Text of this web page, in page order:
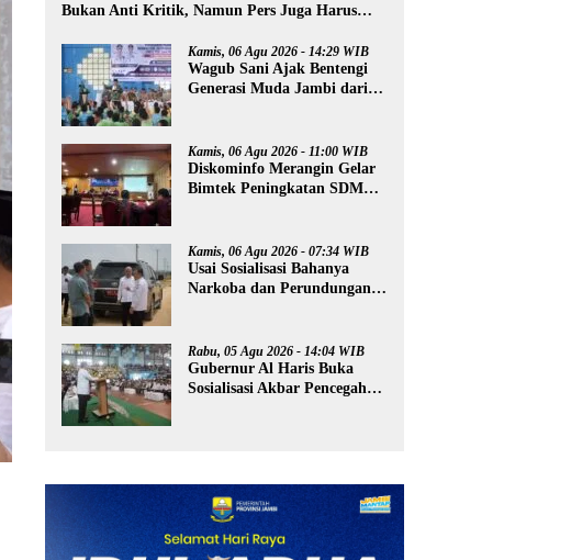
Bukan Anti Kritik, Namun Pers Juga Harus
Kamis, 06 Agu 2026 - 14:29 WIB
Wagub Sani Ajak Bentengi
Generasi Muda Jambi dari
Kamis, 06 Agu 2026 - 11:00 WIB
Diskominfo Merangin Gelar
Bimtek Peningkatan SDM
Kamis, 06 Agu 2026 - 07:34 WIB
Usai Sosialisasi Bahanya
Narkoba dan Perundungan,
Rakyat
Rabu, 05 Agu 2026 - 14:04 WIB
Gubernur Al Haris Buka
Sosialisasi Akbar Pencegahan